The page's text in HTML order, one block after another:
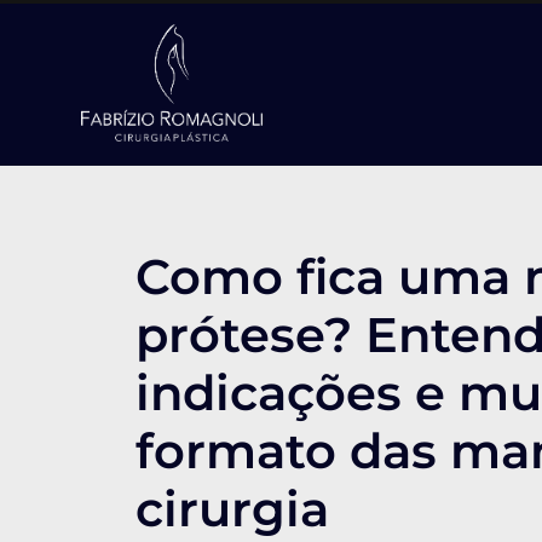
Como fica uma
prótese?
indicações e
formato das
cirurgia